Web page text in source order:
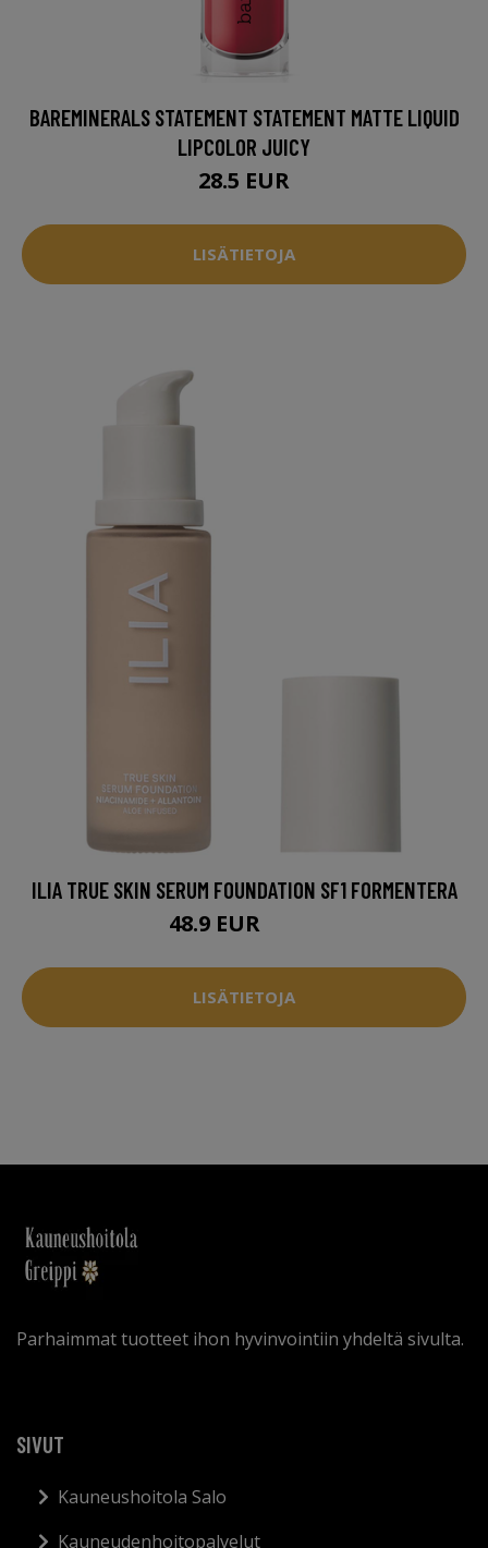
BAREMINERALS STATEMENT STATEMENT MATTE LIQUID
LIPCOLOR JUICY
28.5 EUR
LISÄTIETOJA
ILIA TRUE SKIN SERUM FOUNDATION SF1 FORMENTERA
48.9 EUR
LISÄTIETOJA
Parhaimmat tuotteet ihon hyvinvointiin yhdeltä sivulta.
SIVUT
Kauneushoitola Salo
Kauneudenhoitopalvelut